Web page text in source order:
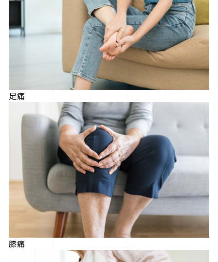
足痛
膝痛